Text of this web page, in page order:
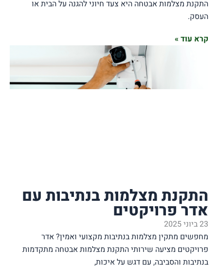
אבטחה היא צעד חיוני להגנה על הבית או
מצלמות בנתיבות עם
מצלמות בנתיבות מקצועי ואמין? אדר
מציעה שירותי התקנת מצלמות אבטחה מתקדמות
עם דגש על איכות,